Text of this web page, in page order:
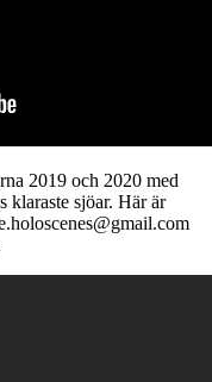
2019 och 2020 med
klaraste sjöar. Här är